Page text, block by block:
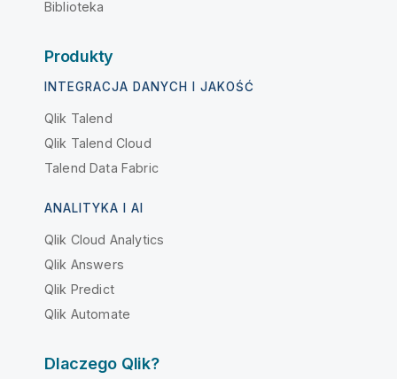
Biblioteka
Produkty
INTEGRACJA DANYCH I JAKOŚĆ
Qlik Talend
Qlik Talend Cloud
Talend Data Fabric
ANALITYKA I AI
Qlik Cloud Analytics
Qlik Answers
Qlik Predict
Qlik Automate
Dlaczego Qlik?